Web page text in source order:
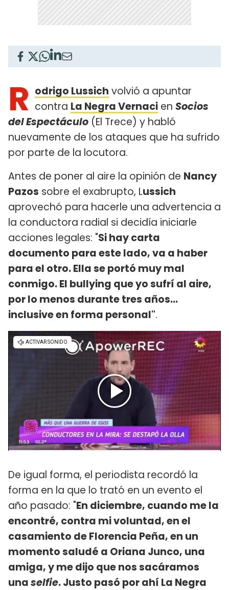
R odrigo Lussich volvió a apuntar
contra La Negra Vernaci en Socios
del Espectáculo (El Trece) y habló
nuevamente de los ataques que ha sufrido
por parte de la locutora.
Antes de poner al aire la opinión de Nancy
Pazos sobre el exabrupto, Lussich
aprovechó para hacerle una advertencia a
la conductora radial si decidía iniciarle
acciones legales: "Si hay carta
documento para este lado, va a haber
para el otro. Ella se portó muy mal
conmigo. El bullying que yo sufrí al aire,
por lo menos durante tres años...
inclusive en forma personal".
De igual forma, el periodista recordó la
forma en la que lo trató en un evento el
año pasado: "En diciembre, cuando me la
encontré, contra mi voluntad, en el
casamiento de Florencia Peña, en un
momento saludé a Oriana Junco, una
amiga, y me dijo que nos sacáramos
unaselfie. Justo pasó por ahí La Negra